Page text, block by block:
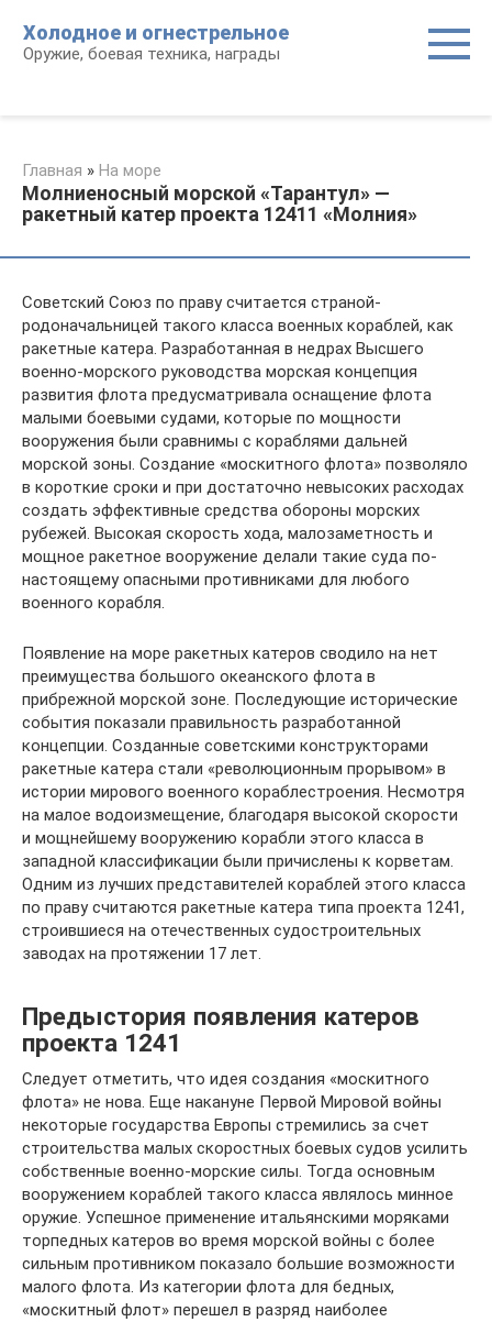
контенту
Холодное и огнестрельное
Оружие, боевая техника, награды
Главная » На море
Молниеносный морской «Тарантул» —
ракетный катер проекта 12411 «Молния»
Советский Союз по праву считается страной-
родоначальницей такого класса военных кораблей, как
ракетные катера. Разработанная в недрах Высшего
военно-морского руководства морская концепция
развития флота предусматривала оснащение флота
малыми боевыми судами, которые по мощности
вооружения были сравнимы с кораблями дальней
морской зоны. Создание «москитного флота» позволяло
в короткие сроки и при достаточно невысоких расходах
создать эффективные средства обороны морских
рубежей. Высокая скорость хода, малозаметность и
мощное ракетное вооружение делали такие суда по-
настоящему опасными противниками для любого
военного корабля.
Появление на море ракетных катеров сводило на нет
преимущества большого океанского флота в
прибрежной морской зоне. Последующие исторические
события показали правильность разработанной
концепции. Созданные советскими конструкторами
ракетные катера стали «революционным прорывом» в
истории мирового военного кораблестроения. Несмотря
на малое водоизмещение, благодаря высокой скорости
и мощнейшему вооружению корабли этого класса в
западной классификации были причислены к корветам.
Одним из лучших представителей кораблей этого класса
по праву считаются ракетные катера типа проекта 1241,
строившиеся на отечественных судостроительных
заводах на протяжении 17 лет.
Предыстория появления катеров
проекта 1241
Следует отметить, что идея создания «москитного
флота» не нова. Еще накануне Первой Мировой войны
некоторые государства Европы стремились за счет
строительства малых скоростных боевых судов усилить
собственные военно-морские силы. Тогда основным
вооружением кораблей такого класса являлось минное
оружие. Успешное применение итальянскими моряками
торпедных катеров во время морской войны с более
сильным противником показало большие возможности
малого флота. Из категории флота для бедных,
«москитный флот» перешел в разряд наиболее